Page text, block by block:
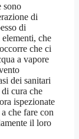
sono
di
di
che
che ci
a vapore
dei sanitari
cura che
ispezionate
che fare con
il loro